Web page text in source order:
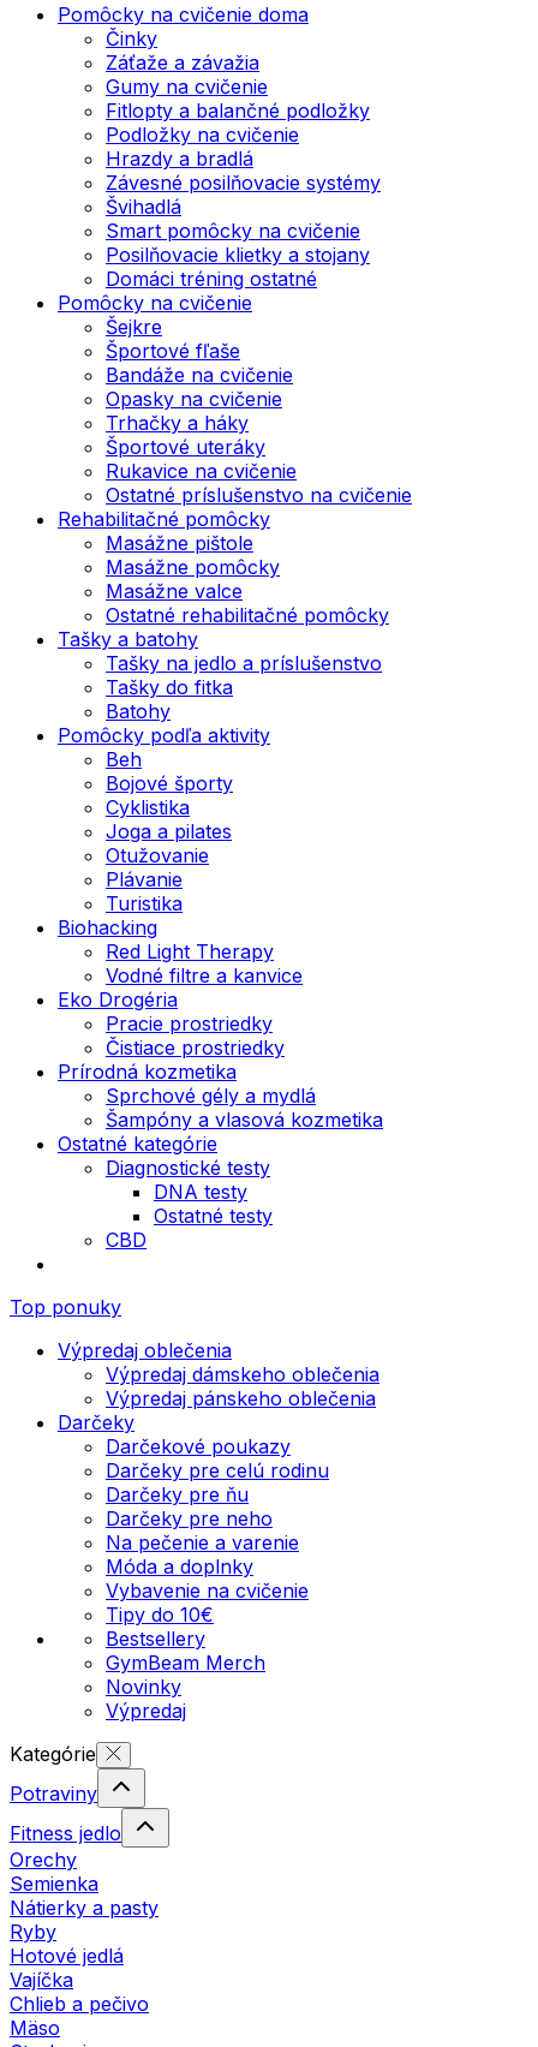
Pomôcky na cvičenie doma
Činky
Záťaže a závažia
Gumy na cvičenie
Fitlopty a balančné podložky
Podložky na cvičenie
Hrazdy a bradlá
Závesné posilňovacie systémy
Švihadlá
Smart pomôcky na cvičenie
Posilňovacie klietky a stojany
Domáci tréning ostatné
Pomôcky na cvičenie
Šejkre
Športové fľaše
Bandáže na cvičenie
Opasky na cvičenie
Trhačky a háky
Športové uteráky
Rukavice na cvičenie
Ostatné príslušenstvo na cvičenie
Rehabilitačné pomôcky
Masážne pištole
Masážne pomôcky
Masážne valce
Ostatné rehabilitačné pomôcky
Tašky a batohy
Tašky na jedlo a príslušenstvo
Tašky do fitka
Batohy
Pomôcky podľa aktivity
Beh
Bojové športy
Cyklistika
Joga a pilates
Otužovanie
Plávanie
Turistika
Biohacking
Red Light Therapy
Vodné filtre a kanvice
Eko Drogéria
Pracie prostriedky
Čistiace prostriedky
Prírodná kozmetika
Sprchové gély a mydlá
Šampóny a vlasová kozmetika
Ostatné kategórie
Diagnostické testy
DNA testy
Ostatné testy
CBD
Top ponuky
Výpredaj oblečenia
Výpredaj dámskeho oblečenia
Výpredaj pánskeho oblečenia
Darčeky
Darčekové poukazy
Darčeky pre celú rodinu
Darčeky pre ňu
Darčeky pre neho
Na pečenie a varenie
Móda a doplnky
Vybavenie na cvičenie
Tipy do 10€
Bestsellery
GymBeam Merch
Novinky
Výpredaj
Kategórie
Potraviny
Fitness jedlo
Orechy
Semienka
Nátierky a pasty
Ryby
Hotové jedlá
Vajíčka
Chlieb a pečivo
Mäso